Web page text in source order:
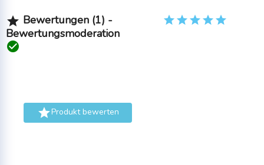
 Bewertungen (1) -
Bewertungsmoderation

Produkt bewerten